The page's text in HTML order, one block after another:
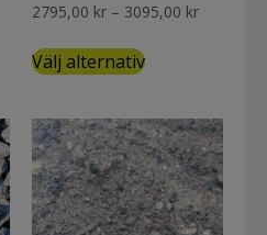
2795,00 kr – 3095,00 kr
Välj alternativ